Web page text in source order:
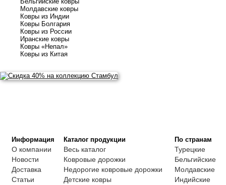
Молдавские ковры
Ковры из Индии
Ковры Болгария
Ковры из России
Иранские ковры
Ковры «Непал»
Ковры из Китая
Информация Каталог продукции По странам
О компании Весь каталог
Турецкие
Новости
Ковровые дорожки
Бельгийские
Доставка
Недорогие ковровые дорожки
Молдавские
Статьи
Детские ковры
Индийские